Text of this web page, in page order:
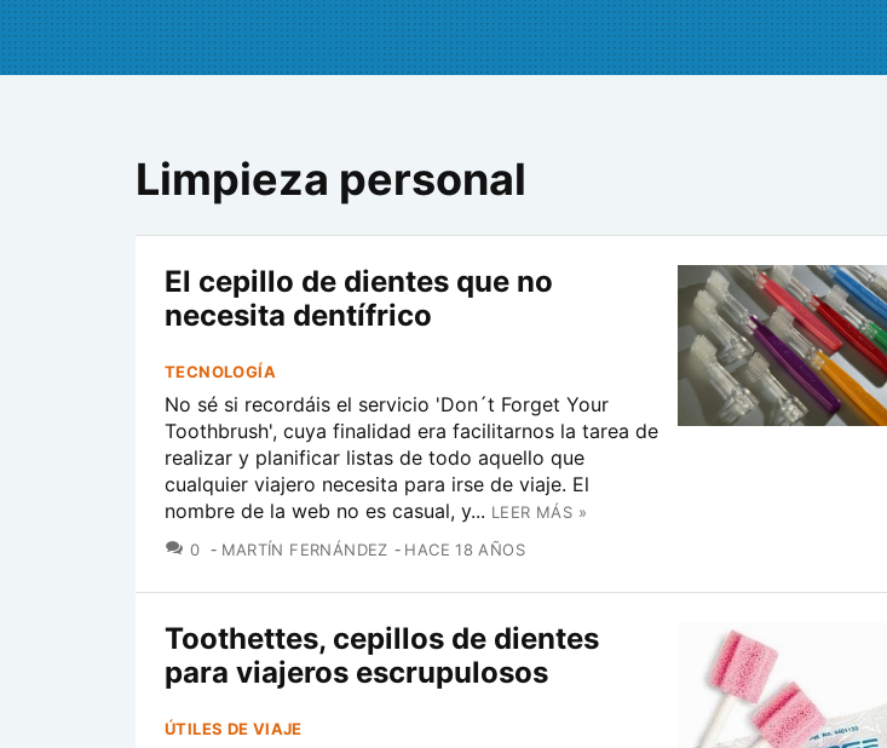
Limpieza personal
El cepillo de dientes que no
necesita dentífrico
TECNOLOGÍA
No sé si recordáis el servicio 'Don´t Forget Your
Toothbrush', cuya finalidad era facilitarnos la tarea de
realizar y planificar listas de todo aquello que
cualquier viajero necesita para irse de viaje. El
nombre de la web no es casual, y... LEER MÁS »
0 COMENTARIOS
MARTÍN FERNÁNDEZ HACE 18 AÑOS
Toothettes, cepillos de dientes
para viajeros escrupulosos
ÚTILES DE VIAJE